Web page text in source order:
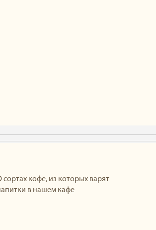
сортах кофе, из которых варят
в нашем кафе